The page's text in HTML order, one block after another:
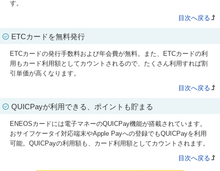
す。
目次へ戻る
ETCカードを無料発行
ETCカードの発行手数料および年会費が無料。また、ETCカードの利
用もカード利用額としてカウントされるので、たくさん利用すれば割
引単価が高くなります。
目次へ戻る
QUICPayが利用できる、ポイントも貯まる
ENEOSカードには電子マネーのQUICPay機能が搭載されています。
おサイフケータイ対応端末やApple Payへの登録でもQUICPayを利用
可能。QUICPayの利用額も、カード利用額としてカウントされます。
目次へ戻る